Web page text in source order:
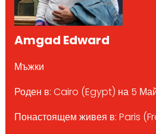
Amgad Edward
Мъжки
Роден в: Cairo (Egypt) на 5
Понастоящем живея в: Paris